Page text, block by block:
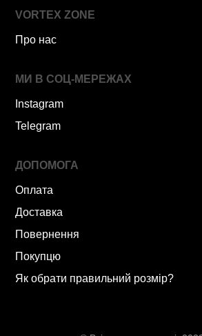
VORTEX ZONE
Про нас
МИ В СОЦ-МЕРЕЖАХ
Instagram
Telegram
ДОПОМОГА
Оплата
Доставка
Повернення
Покупцю
Як обрати правильний розмір?